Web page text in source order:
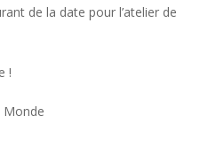
de la date pour l’atelier de
!
Monde